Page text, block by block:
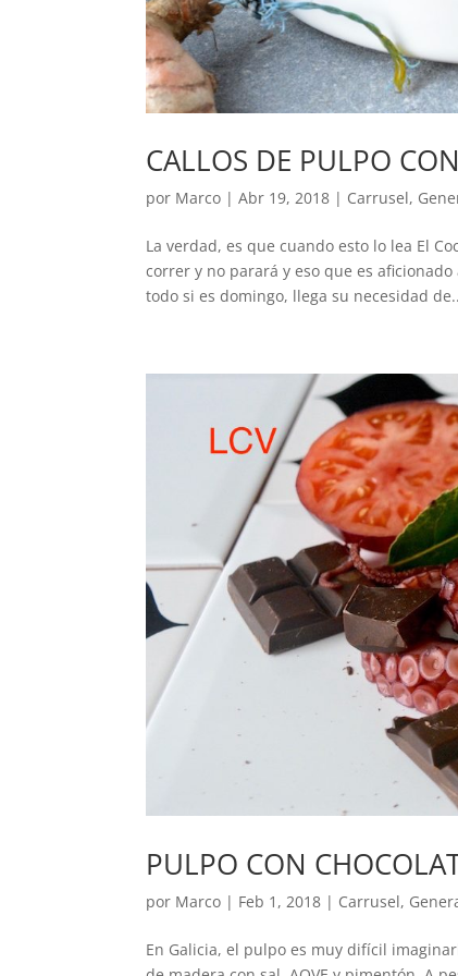
CALLOS DE PULPO
por Marco |Abr 19, 2018 | Carrusel,
La verdad, es que cuando esto lo lea El
correr y no parará y eso que es
todo si es domingo, llega su necesidad
PULPO CON
por Marco | Feb 1, 2018 | Carrusel,
En Galicia, el pulpo es muy difícil